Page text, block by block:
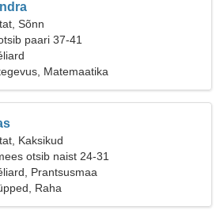
Sõnn
paari 37-41
Matemaatika
Kaksikud
otsib naist 24-31
Prantsusmaa
Raha